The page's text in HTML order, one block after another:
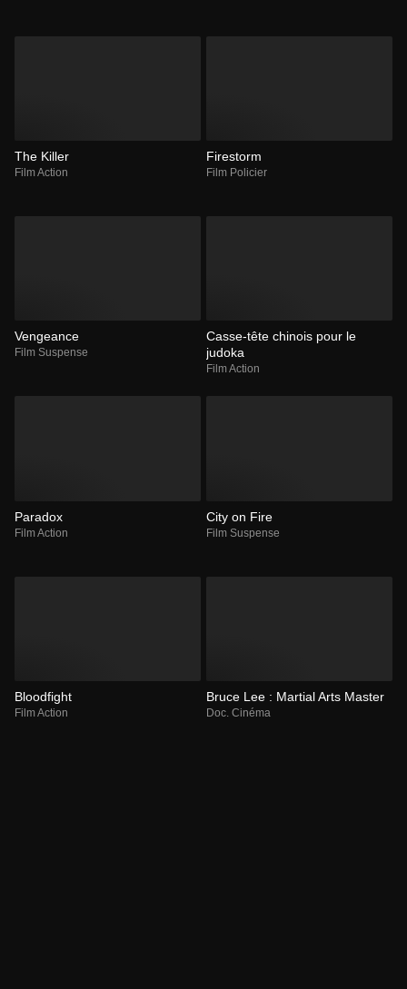
The Killer
Film Action
Firestorm
Film Policier
Vengeance
Film Suspense
Casse-tête chinois pour le
judoka
Film Action
Paradox
Film Action
City on Fire
Film Suspense
Bloodfight
Film Action
Bruce Lee : Martial Arts Master
Doc. Cinéma